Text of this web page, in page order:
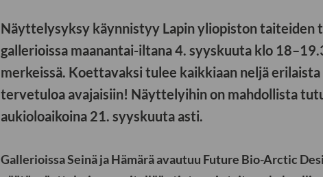
Näyttelysyksy käynnistyy Lapin yliopiston taiteiden
gallerioissa maanantai-iltana 4. syyskuuta klo
merkeissä. Koettavaksi tulee kaikkiaan neljä
tervetuloa avajaisiin! Näyttelyihin on mahdollista
aukioloaikoina 21. syyskuuta asti.
Gallerioissa Seinä ja Hämärä avautuu Future Bio-Arctic